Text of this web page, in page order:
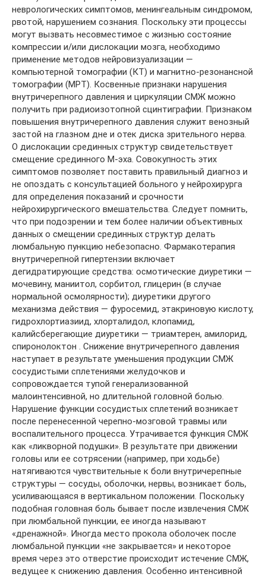
неврологических симптомов, менингеальным синдромом,
рвотой, нарушением сознания. Поскольку эти процессы
могут вызвать несовместимое с жизнью состояние
компрессии и/или дислокации мозга, необходимо
применение методов нейровизуализации —
компьютерной томографии (КТ) и магнитно-резонансной
томографии (МРТ). Косвенные признаки нарушения
внутричерепного давления и циркуляции СМЖ можно
получить при радиоизотопной сцинтиграфии. Признаком
повышения внутричерепного давления служит венозный
застой на глазном дне и отек диска зрительного нерва.
О дислокации срединных структур свидетельствует
смещение срединного М-эха. Совокупность этих
симптомов позволяет поставить правильный диагноз и
не опоздать с консультацией больного у нейрохирурга
для определения показаний и срочности
нейрохирургического вмешательства. Следует помнить,
что при подозрении и тем более наличии объективных
данных о смещении срединных структур делать
люмбальную пункцию небезопасно. Фармакотерапия
внутричерепной гипертензии включает
дегидратирующие средства: осмотические диуретики —
мочевину, маниитол, сорбитол, глицерин (в случае
нормальной осмолярности); диуретики другого
механизма действия — фуросемид, этакриновую кислоту,
гидрохлортиазиид, хлорталидол, клопамид,
калийсберегающие диуретики — триамтерен, амилорид,
спиронолоктон . Снижение внутричерепного давления
наступает в результате уменьшения продукции СМЖ
сосудистыми сплетениями желудочков и
сопровождается тупой генерализованной
малоинтенсивной, но длительной головной болью.
Нарушение функции сосудистых сплетений возникает
после перенесенной черепно-мозговой травмы или
воспалительного процесса. Утрачивается функция СМЖ
как «ликворной подушки». В результате при движении
головы или ее сотрясении (например, при ходьбе)
натягиваются чувствительные к боли внутричерепные
структуры — сосуды, оболочки, нервы, возникает боль,
усиливающаяся в вертикальном положении. Поскольку
подобная головная боль бывает после извлечения СМЖ
при люмбальной пункции, ее иногда называют
«дренажной». Иногда место прокола оболочек после
люмбальной пункции «не закрывается» и некоторое
время через это отверстие происходит истечение СМЖ,
ведущее к снижению давления. Особенно интенсивной